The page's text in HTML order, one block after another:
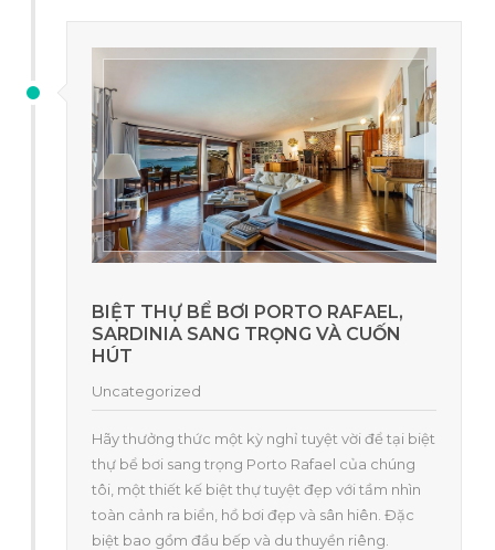
BIỆT THỰ BỂ BƠI PORTO RAFAEL,
SARDINIA SANG TRỌNG VÀ CUỐN
HÚT
Uncategorized
Hãy thưởng thức một kỳ nghỉ tuyệt vời để tại biệt
thự bể bơi sang trọng Porto Rafael của chúng
tôi, một thiết kế biệt thự tuyệt đẹp với tầm nhìn
toàn cảnh ra biển, hồ bơi đẹp và sân hiên. Đặc
biệt bao gồm đầu bếp và du thuyền riêng.